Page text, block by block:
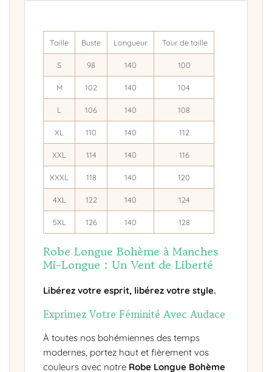
Taille Buste Longueur Tour de taille
S 98 140 100
M 102 140 104
L 106 140 108
XL 110 140 112
XXL 114 140 116
XXXL 118 140 120
4XL 122 140 124
5XL 126 140 128
Robe Longue Bohème à Manches
Mi-Longue : Un Vent de Liberté
Libérez votre esprit, libérez votre style.
Exprimez Votre Féminité Avec Audace
À toutes nos bohémiennes des temps
modernes, portez haut et fièrement vos
couleurs avec notre Robe Longue Bohème